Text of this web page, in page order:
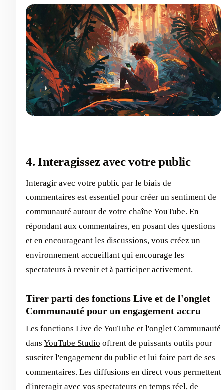
4. Interagissez avec votre public
Interagir avec votre public par le biais de
commentaires est essentiel pour créer un sentiment de
communauté autour de votre chaîne YouTube. En
répondant aux commentaires, en posant des questions
et en encourageant les discussions, vous créez un
environnement accueillant qui encourage les
spectateurs à revenir et à participer activement.
Tirer parti des fonctions Live et de l'onglet
Communauté pour un engagement accru
Les fonctions Live de YouTube et l'onglet Communauté
dans YouTube Studio offrent de puissants outils pour
susciter l'engagement du public et lui faire part de ses
commentaires. Les diffusions en direct vous permettent
d'interagir avec vos spectateurs en temps réel, de